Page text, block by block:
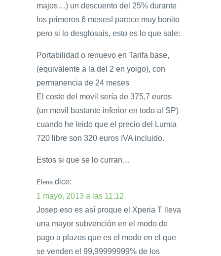
majos…) un descuento del 25% durante
los primeros 6 meses! parece muy bonito
pero si lo desglosais, esto es lo que sale:
Portabilidad o renuevo en Tarifa base,
(equivalente a la del 2 en yoigo), con
permanencia de 24 meses
El coste del movil sería de 375,7 euros
(un movil bastante inferior en todo al SP)
cuando he leido que el precio del Lumia
720 libre son 320 euros IVA incluido.
Estos si que se lo curran…
Elena dice:
1 mayo, 2013 a las 11:12
Josep eso es así proque el Xperia T lleva
una mayor subvención en el modo de
pago a plazos que es el modo en el que
se venden el 99,99999999% de los